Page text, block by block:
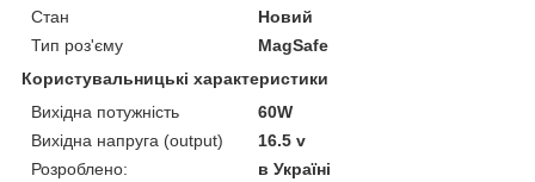
Стан
Новий
Тип роз'єму
MagSafe
Користувальницькі характеристики
Вихідна потужність
60W
Вихідна напруга (output)
16.5 v
Розроблено:
в Україні